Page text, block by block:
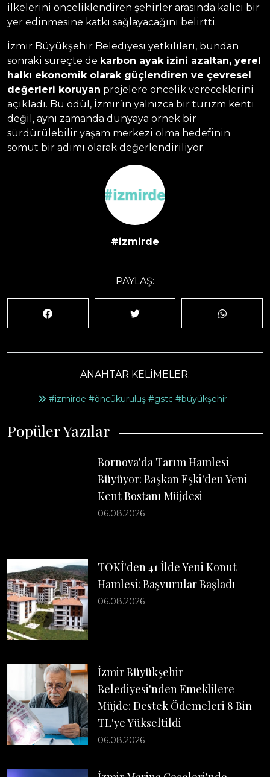
#izmirde
PAYLAŞ:
ANAHTAR KELİMELER:
#izmirde #öncükuruluş #gstc #büyükşehir
ilkelerini önceliklendiren şehirler arasında kalıcı bir
yer edinmesine katkı sağlayacağını belirtti.
İzmir Büyükşehir Belediyesi yetkilileri, bundan
sonraki süreçte de karbon ayak izini azaltan, yerel
halkı ekonomik olarak güçlendiren ve çevresel
değerleri koruyan projelere öncelik vereceklerini
açıkladı. Bu ödül, İzmir’in yalnızca bir turizm kenti
değil, aynı zamanda dünyaya örnek bir
sürdürülebilir yaşam merkezi olma hedefinin
somut bir adımı olarak değerlendiriliyor.
Popüler Yazılar
Bornova'da Tarım Hamlesi
Büyüyor: Başkan Eşki'den Yeni
Kent Bostanı Müjdesi
06.08.2026
TOKİ'den 41 İlde Yeni Konut
Hamlesi: Başvurular Başladı
06.08.2026
İzmir Büyükşehir
Belediyesi'nden Emeklilere
Müjde: Destek Ödemeleri 8 Bin
TL'ye Yükseltildi
06.08.2026